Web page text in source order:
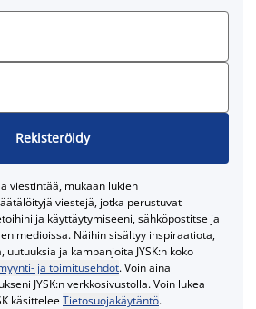
Rekisteröidy
viestintää, mukaan lukien
viestejä, jotka perustuvat
ja käyttäytymiseeni, sähköpostitse ja
medioissa. Näihin sisältyy inspiraatiota,
ja kampanjoita JYSK:n koko
ja toimitusehdot. Voin aina
JYSK:n verkkosivustolla. Voin lukea
käsitteleeTietosuojakäytäntö.